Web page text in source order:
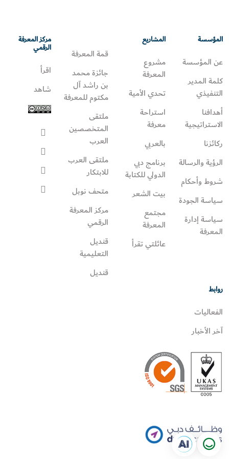
المؤسسة
عن المؤسسة
كلمة المدير
التنفيذي
أهدافنا
الاستراتيجية
ركائزنا
الرؤية والرسالة
شروط وأحكام
سياسة الجودة
سياسة إدارة
المعرفة
المشاريع
مشروع
المعرفة
تحدي الأمية
استراحة
معرفة
بالعربي
برنامج دبي
الدولي للكتابة
بيت الشعر
مجتمع
المعرفة
عائلتي تقرأ‎
قمة المعرفة
جائزة محمد
بن راشد آل
مكتوم للمعرفة
ملتقى
المتخصصين
العرب
ملتقى العرب
للابتكار
متحف نوبل
مركز المعرفة
الرقمي
قنديل
التعليمية
قنديل
مركز المعرفة
الرقمي
اقرأ
شاهد
روابط
الفعاليات
آخر الأخبار